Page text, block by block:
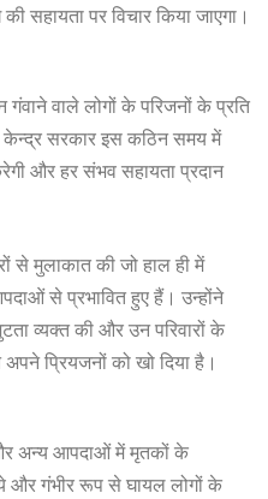
सहायता पर विचार किया जाएगा।
वाले लोगों के परिजनों के प्रति
सरकार इस कठिन समय में
और हर संभव सहायता प्रदान
से मुलाकात की जो हाल ही में
से प्रभावित हुए हैं। उन्होंने
व्यक्त की और उन परिवारों के
अपने प्रियजनों को खो दिया है।
और अन्य आपदाओं में मृतकों के
और गंभीर रूप से घायल लोगों के